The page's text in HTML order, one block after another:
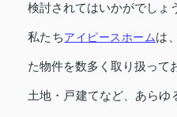
検討されてはいかがでしょ
私たちアイピースホームは
た物件を数多く取り扱って
土地・戸建てなど、あらゆ